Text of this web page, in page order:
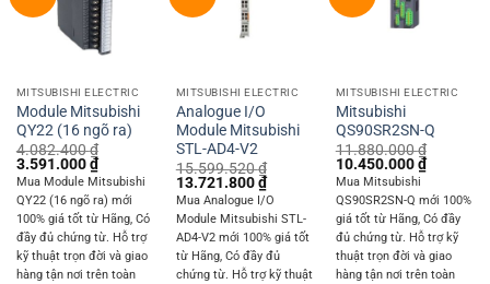
MITSUBISHI ELECTRIC
Module Mitsubishi
QY22 (16 ngõ ra)
4.082.400₫
Original
price
was:
4.082.400 ₫.
3.591.000₫Current
price
is:
3.591.000 ₫.
Mua Module Mitsubishi
QY22 (16 ngõ ra) mới
100% giá tốt từ Hãng, Có
đầy đủ chứng từ. Hỗ trợ
kỹ thuật trọn đời và giao
hàng tận nơi trên toàn
MITSUBISHI ELECTRIC
Analogue I/O
Module Mitsubishi
STL-AD4-V2
15.599.520₫
Original
price
was:
15.599.520 ₫.
13.721.800₫Current
price
is:
13.721.800 ₫.
Mua Analogue I/O
Module Mitsubishi STL-
AD4-V2 mới 100% giá tốt
từ Hãng, Có đầy đủ
chứng từ. Hỗ trợ kỹ thuật
MITSUBISHI ELECTRIC
Mitsubishi
QS90SR2SN-Q
11.880.000₫
Original
price
was:
11.880.000 ₫.
10.450.000₫Current
price
is:
Mua Mitsubishi
QS90SR2SN-Q mới 100%
giá tốt từ Hãng, Có đầy
đủ chứng từ. Hỗ trợ kỹ
thuật trọn đời và giao
hàng tận nơi trên toàn